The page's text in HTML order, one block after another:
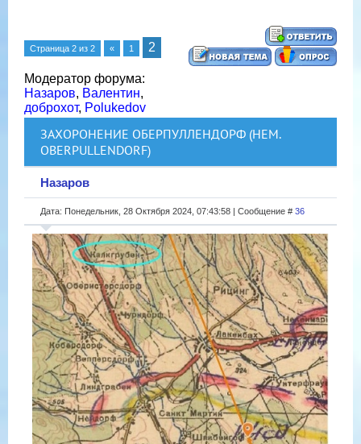
Страница 2 из 2 « 1 2
Модератор форума:
Назаров, Валентин,
доброхот, Polukedov
ЗАХОРОНЕНИЕ ОБЕРПУЛЛЕНДОРФ (НЕМ.
OBERPULLENDORF)
Назаров
Дата: Понедельник, 28 Октября 2024, 07:43:58 | Сообщение # 36